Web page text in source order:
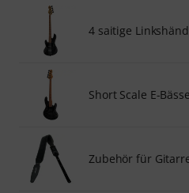
4 saitige
Short Scale E-Bässe
Zubehör für